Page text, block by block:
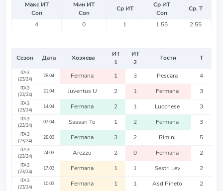
Макс ИТ
Соп
Мин ИТ
Соп
Ср ИТ
Ср ИТ
Соп
Ср. Т
4
0 1 1.55 2.55
Сезон Дата Хозяева
ИТ
1
ИТ
2
Гости Т
ITA3
(23/24)
28.04 Fermana 1 3 Pescara 4
ITA3
(23/24)
21.04 Juventus U 2 1 Fermana 3
ITA3
(23/24)
14.04 Fermana 2 1 Lucchese 3
ITA3
(23/24)
07.04 Sassari To 1 2 Fermana 3
ITA3
(23/24)
28.03 Fermana 3 2 Rimini 5
ITA3
(23/24)
24.03 Arezzo 2 0 Fermana 2
ITA3
(23/24)
17.03 Fermana 1 1 Sestri Lev 2
ITA3
(23/24)
10.03 Fermana 1 1 Asd Pineto
2